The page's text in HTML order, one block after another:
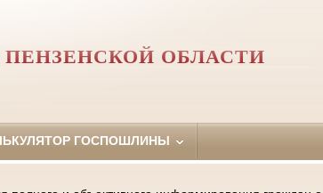
ОБЛАСТИ
ГОСПОШЛИНЫ